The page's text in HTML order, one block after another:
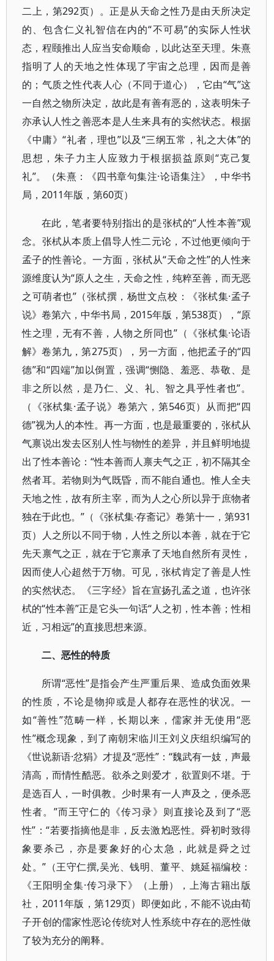
二上，第292页）。正是从天命之性乃是由天所决定
的、包含仁义礼智信在内的“不可易”的实际人性状
态，程颐推出人应当安命顺命，以此达至天理。朱熹
指明了人的天地之性体现了宇宙之总理，因而是善
的；气质之性代表人心（不同于道心），它由“气”这
一自然之物所决定，故此是有善有恶的，这表明朱子
亦承认人性之善恶本是人生来具有的实然状态。根据
《中庸》“礼者，理也”以及“三纲五常，礼之大体”的
思想，朱子力主人应致力于根据损益原则“克己复
礼”。（朱熹：《四书章句集注·论语集注》，中华书
局，2011年版，第60页）
在此，笔者要特别指出的是张栻的“人性本善”观
念。张栻从本质上倡导人性二元论，不过他更倾向于
孟子的性善论。一方面，张栻从“天命之性”的人性来
源维度认为“原人之生，天命之性，纯粹至善，而无恶
之可萌者也”（张栻撰，杨世文点校：《张栻集·孟子
说》卷第六，中华书局，2015年版，第538页），“原
性之理，无有不善，人物之所同也”（《张栻集·论语
解》卷第九，第275页），另一方面，他把孟子的“四
德”和“四端”加以倒置，强调“恻隐、羞恶、恭敬、是
非之所以然，是乃仁、义、礼、智之具乎性者也”。
（《张栻集·孟子说》卷第六，第546页）从而把“四
德”视为人的本性。再一方面，也是最重要的，张栻从
气禀说出发去区别人性与物性的差异，并且鲜明地提
出了性本善论：“性本善而人禀夫气之正，初不隔其全
然者耳。若物则为气既昏，而不能自通也。惟人全夫
天地之性，故有所主宰，而为人之心所以异于庶物者
独在于此也。”（《张栻集·存斋记》卷第十一，第931
页）人之所以不同于物，人性之所以本善，就在于它
先天禀气之正，就在于它禀承了天地自然所有灵性，
因而使人心超然于万物。可见，张栻肯定了善是人性
的实然状态。《三字经》旨在宣扬孔孟之道，也许张
栻的“性本善”正是它头一句话“人之初，性本善；性相
近，习相远”的直接思想来源。
二、恶性的特质
所谓“恶性”是指会产生严重后果、造成负面效果
的性质，不论是物抑或是人都存在恶性的状况。一
如“善性”范畴一样，长期以来，儒家并无使用“恶
性”概念现象，到了南朝宋临川王刘义庆组织编写的
《世说新语·忿狷》才提及“恶性”：“魏武有一妓，声最
清高，而情性酷恶。欲杀之则爱才，欲置则不堪。于
是选百人，一时俱教。少时果有一人声及之，便杀恶
性者。”而王守仁的《传习录》则直接论及到了“恶
性”：“若要指摘他是非，反去激尥恶性。舜初时致得
象要杀己，亦是要象好的心太急，此就是舜之过
处。”（王守仁撰,吴光、钱明、董平、姚延福编校：
《王阳明全集·传习录下》（上册），上海古籍出版
社，2011年版，第129页）即便如此，不能不说由荀
子开创的儒家性恶论传统对人性系统中存在的恶性做
了较为充分的阐释。